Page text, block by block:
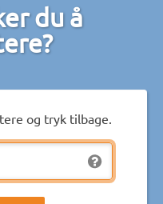
du å
og tryk tilbage.